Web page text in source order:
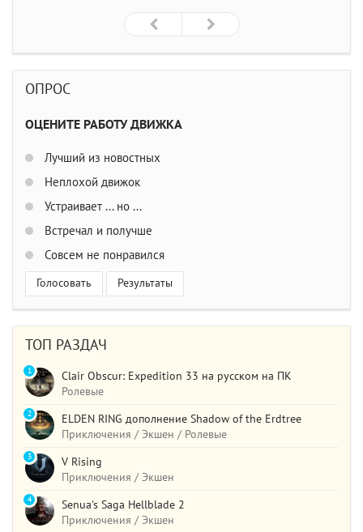
ОПРОС
ОЦЕНИТЕ РАБОТУ ДВИЖКА
Лучший из новостных
Неплохой движок
Устраивает ... но ...
Встречал и получше
Совсем не понравился
Голосовать Результаты
ТОП РАЗДАЧ
Clair Obscur: Expedition 33 на русском на ПК
Ролевые
1
ELDEN RING дополнение Shadow of the Erdtree
Приключения / Экшен / Ролевые
2
V Rising
Приключения / Экшен
3
Senua's Saga Hellblade 2
Приключения / Экшен
4